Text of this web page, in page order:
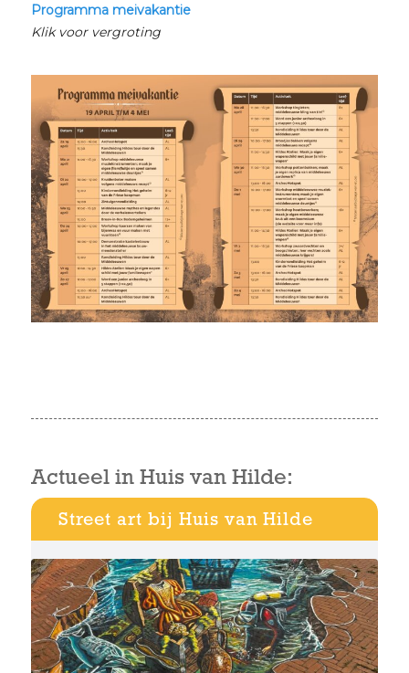
Programma meivakantie
Klik voor vergroting
Actueel in Huis van Hilde:
Street art bij Huis van Hilde